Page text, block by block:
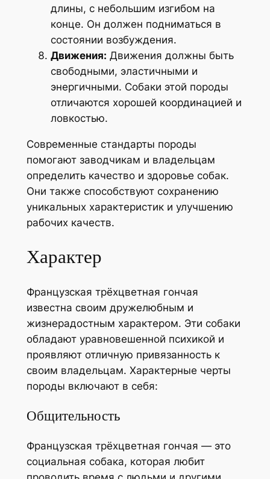
длины, с небольшим изгибом на
конце. Он должен подниматься в
состоянии возбуждения.
Движения: Движения должны быть
свободными, эластичными и
энергичными. Собаки этой породы
отличаются хорошей координацией и
ловкостью.
Современные стандарты породы
помогают заводчикам и владельцам
определить качество и здоровье собак.
Они также способствуют сохранению
уникальных характеристик и улучшению
рабочих качеств.
Характер
Французская трёхцветная гончая
известна своим дружелюбным и
жизнерадостным характером. Эти собаки
обладают уравновешенной психикой и
проявляют отличную привязанность к
своим владельцам. Характерные черты
породы включают в себя:
Общительность
Французская трёхцветная гончая — это
социальная собака, которая любит